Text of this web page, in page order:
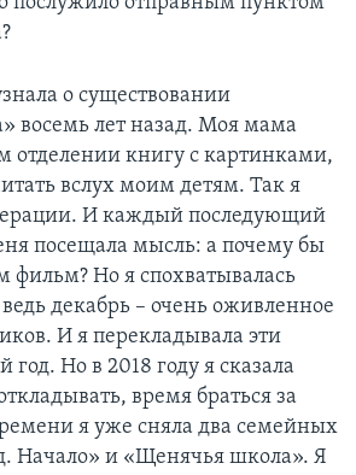
о существовании
восемь лет назад. Моя мама
отделении книгу с картинками,
вслух моим детям. Так я
И каждый последующий
посещала мысль: а почему бы
фильм? Но я спохватывалась
декабрь – очень оживленное
И я перекладывала эти
Но в 2018 году я сказала
время браться за
я уже сняла два семейных
Начало» и «Щенячья школа». Я